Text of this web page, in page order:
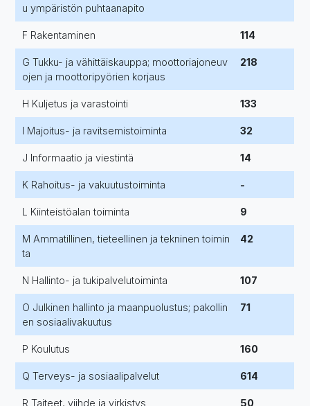
u ympäristön puhtaanapito
F Rakentaminen 114
G Tukku- ja vähittäiskauppa; moottoriajoneuv
ojen ja moottoripyörien korjaus
218
H Kuljetus ja varastointi 133
I Majoitus- ja ravitsemistoiminta 32
J Informaatio ja viestintä 14
K Rahoitus- ja vakuutustoiminta -
L Kiinteistöalan toiminta 9
M Ammatillinen, tieteellinen ja tekninen toimin
ta
42
N Hallinto- ja tukipalvelutoiminta 107
O Julkinen hallinto ja maanpuolustus; pakollin
en sosiaalivakuutus
71
P Koulutus 160
Q Terveys- ja sosiaalipalvelut 614
R Taiteet, viihde ja virkistys 50